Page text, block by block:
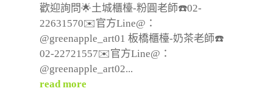
歡迎詢問🌟土城櫃檯-粉圓老師☎️02-
22631570✉️官方Line@：
@greenapple_art01 板橋櫃檯-奶茶老師☎️
02-22721557✉️官方Line@：
@greenapple_art02...
read more